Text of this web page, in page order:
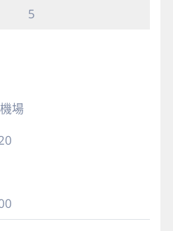
5
場